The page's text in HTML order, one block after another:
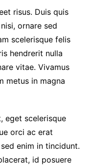
risus. Duis quis
ornare sed
scelerisque felis
hendrerit nulla
vitae. Vivamus
metus in magna
eget scelerisque
orci ac erat
enim in tincidunt.
id posuere